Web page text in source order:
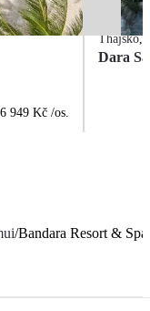
949 Kč /os.
Thajsko,
Dara
/Bandara Resort & Spa